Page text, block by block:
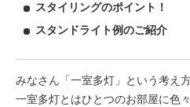
スタイリングのポイント！
スタンドライト例のご紹介
みなさん「一室多灯」という考え
一室多灯とはひとつのお部屋に色